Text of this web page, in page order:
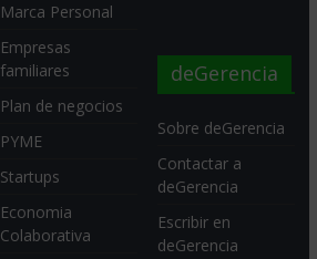
Marca Personal
Empresas
familiares
Plan de negocios
PYME
Startups
Economia
Colaborativa
deGerencia
Sobre deGerencia
Contactar a
deGerencia
Escribir en
deGerencia